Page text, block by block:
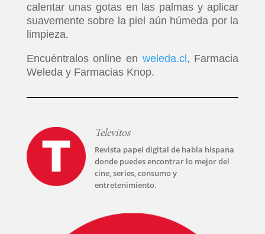
calentar unas gotas en las palmas y aplicar
suavemente sobre la piel aún húmeda por la
limpieza.
Encuéntralos online en weleda.cl , Farmacia
Weleda y Farmacias Knop.
Televitos
Revista papel digital de habla hispana
donde puedes encontrar lo mejor del
cine, series, consumo y
entretenimiento.